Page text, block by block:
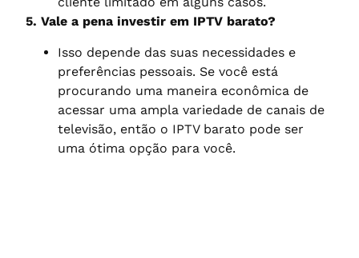
5. Vale a pena investir em IPTV barato?
Isso depende das suas necessidades e
preferências pessoais. Se você está
procurando uma maneira econômica de
acessar uma ampla variedade de canais de
televisão, então o IPTV barato pode ser
uma ótima opção para você.